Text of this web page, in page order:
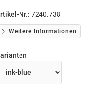
Nr.: 7240.738
Weitere Informationen